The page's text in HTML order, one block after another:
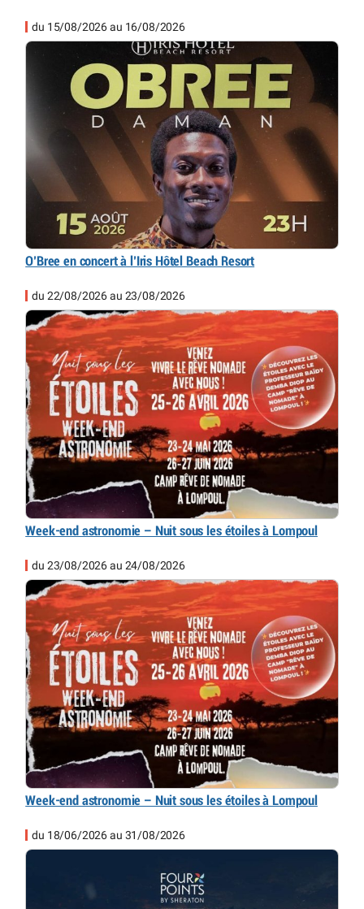
du 15/08/2026 au 16/08/2026
O’Bree en concert à l’Iris Hôtel Beach Resort
du 22/08/2026 au 23/08/2026
Week-end astronomie – Nuit sous les étoiles à Lompoul
du 23/08/2026 au 24/08/2026
Week-end astronomie – Nuit sous les étoiles à Lompoul
du 18/06/2026 au 31/08/2026